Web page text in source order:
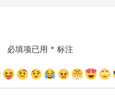
必填项已用 * 标注